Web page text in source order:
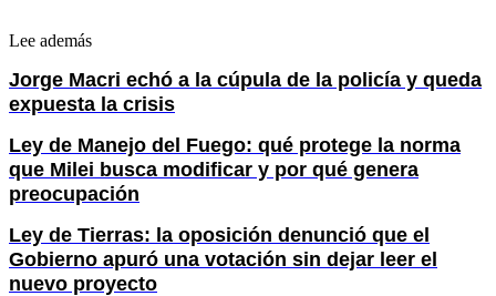
Lee además
Jorge Macri echó a la cúpula de la policía y queda
expuesta la crisis
Ley de Manejo del Fuego: qué protege la norma
que Milei busca modificar y por qué genera
preocupación
Ley de Tierras: la oposición denunció que el
Gobierno apuró una votación sin dejar leer el
nuevo proyecto